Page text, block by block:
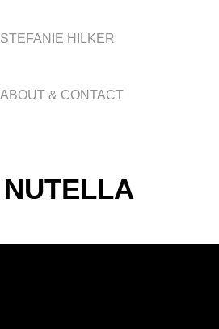
STEFANIE HILKER
ABOUT & CONTACT
NUTELLA